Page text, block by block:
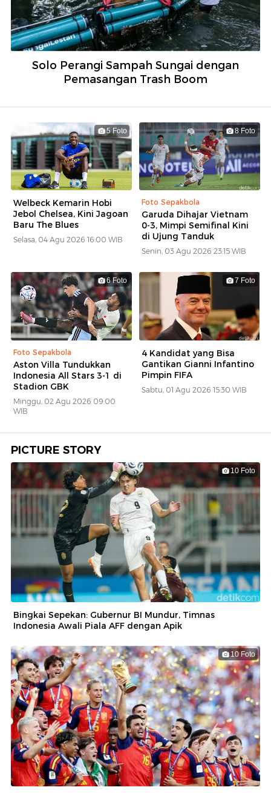
Solo Perangi Sampah Sungai dengan
Pemasangan Trash Boom
5 Foto
Welbeck Kemarin Hobi
Jebol Chelsea, Kini Jagoan
Baru The Blues
Selasa, 04 Agu 2026 16:00 WIB
8 Foto
Foto Sepakbola
Garuda Dihajar Vietnam
0-3, Mimpi Semifinal Kini
di Ujung Tanduk
Senin, 03 Agu 2026 23:15 WIB
6 Foto
Foto Sepakbola
Aston Villa Tundukkan
Indonesia All Stars 3-1 di
Stadion GBK
Minggu, 02 Agu 2026 09:00
WIB
7 Foto
4 Kandidat yang Bisa
Gantikan Gianni Infantino
Pimpin FIFA
Sabtu, 01 Agu 2026 15:30 WIB
PICTURE STORY
10 Foto
Bingkai Sepekan: Gubernur BI Mundur, Timnas
Indonesia Awali Piala AFF dengan Apik
10 Foto